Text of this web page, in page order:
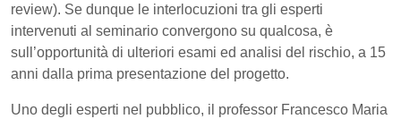
review). Se dunque le interlocuzioni tra gli esperti
intervenuti al seminario convergono su qualcosa, è
sull’opportunità di ulteriori esami ed analisi del rischio, a 15
anni dalla prima presentazione del progetto.
Uno degli esperti nel pubblico, il professor Francesco Maria